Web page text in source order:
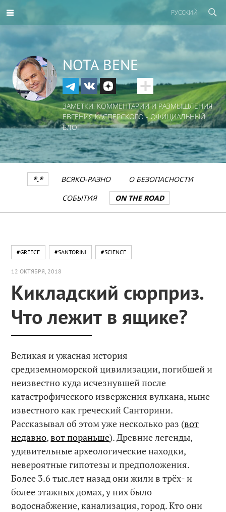
РУССКИЙ
NOTA BENE
ЗАМЕТКИ, КОММЕНТАРИИ И РАЗМЫШЛЕНИЯ
ЕВГЕНИЯ КАСПЕРСКОГО - ОФИЦИАЛЬНЫЙ
БЛОГ
*.* ВСЯКО-РАЗНО
О БЕЗОПАСНОСТИ
СОБЫТИЯ
ON THE ROAD
#GREECE #SANTORINI #SCIENCE
12 ОКТЯБРЯ, 2018
Кикладский сюрприз.
Что лежит в ящике?
Великая и ужасная история
средиземноморской цивилизации, погибшей и
неизвестно куда исчезнувшей после
катастрофического извержения вулкана, ныне
известного как греческий Санторини.
Рассказывал об этом уже несколько раз (вот
недавно,вот пораньше). Древние легенды,
удивительные археологические находки,
невероятные гипотезы и предположения.
Более 3.6 тыс.лет назад они жили в трёх- и
более этажных домах, у них было
водоснабжение, канализация, город. Кто они